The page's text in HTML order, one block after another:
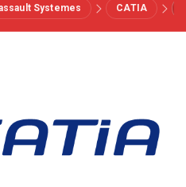
Systemes CATIA